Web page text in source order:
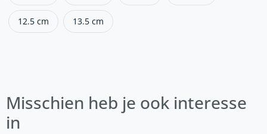
12.5 cm 13.5 cm
Misschien heb je ook interesse
in